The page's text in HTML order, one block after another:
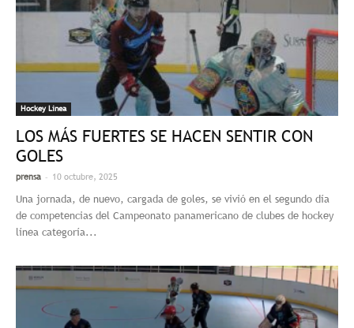
Hockey Linea
LOS MÁS FUERTES SE HACEN SENTIR CON
GOLES
prensa - 10 octubre, 2025
Una jornada, de nuevo, cargada de goles, se vivió en el segundo día
de competencias del Campeonato panamericano de clubes de hockey
línea categoría...